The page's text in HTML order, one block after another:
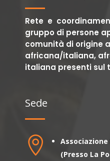
Rete e
gruppo di persone
comunità di origine
africana/italiana,
italiana presenti sul
Sede

(Presso La